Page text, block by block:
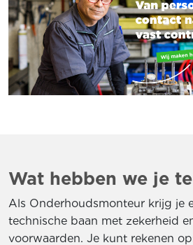
Wat hebben we je
Als Onderhoudsmonteur krijg je
technische baan met zekerheid
voorwaarden. Je kunt rekenen